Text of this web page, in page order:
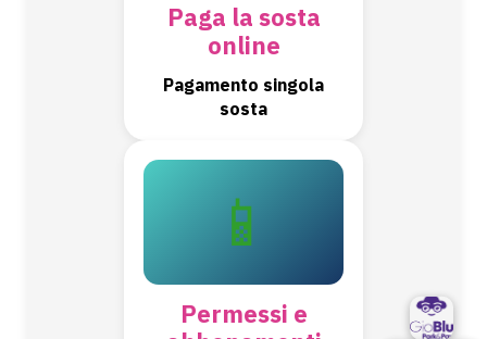
Paga la sosta
online
Pagamento singola
sosta
📱
Permessi e